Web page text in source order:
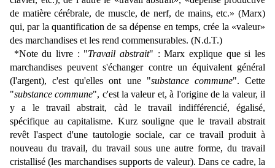
de matière cérébrale, de muscle, de nerf, de mains, etc.» (Marx)
qui, par la quantification de sa dépense en temps, crée la «valeur»
des marchandises et les rend commensurables. (N.d.T.)
*Note du livre : "Travail abstrait" : Marx explique que si les
marchandises peuvent s'échanger contre un équivalent général
(l'argent), c'est qu'elles ont une "substance commune". Cette
"substance commune", c'est la valeur et, à l'origine de la valeur, il
y a le travail abstrait, càd le travail indifférencié, égalisé,
spécifique au capitalisme. Kurz souligne que le travail abstrait
revêt l'aspect d'une tautologie sociale, car ce travail produit à
nouveau du travail, du travail sous une autre forme, du travail
cristallisé (les marchandises supports de valeur). Dans ce cadre, la